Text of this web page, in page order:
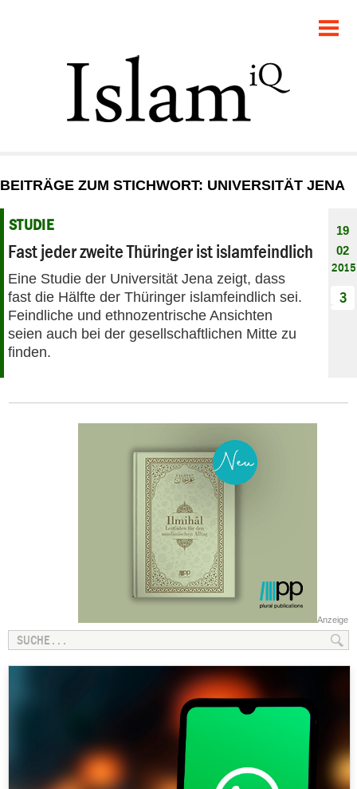
GESELLSCHAFT
STARTSEITE
DEBATTE
PANORAMA
BEITRÄGE ZUM STICHWORT: UNIVERSITÄT JENA
STUDIE
Fast jeder zweite Thüringer ist islamfeindlich
Eine Studie der Universität Jena zeigt, dass
fast die Hälfte der Thüringer islamfeindlich sei.
Feindliche und ethnozentrische Ansichten
seien auch bei der gesellschaftlichen Mitte zu
finden.
19
02
2015
3
Anzeige